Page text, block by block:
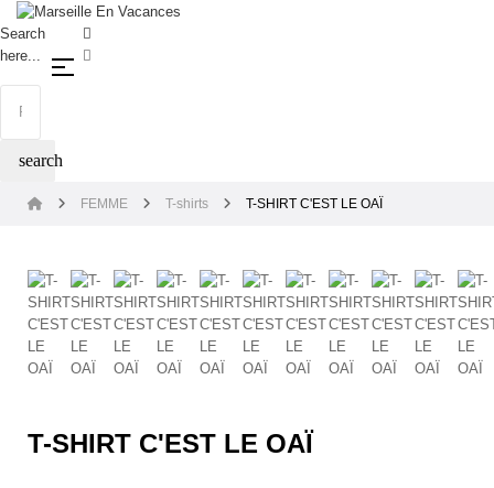
Search
here...
search
Basculer la navigation
☰
FEMME T-shirts T-SHIRT C'EST LE OAÏ
T-SHIRT C'EST LE OAÏ